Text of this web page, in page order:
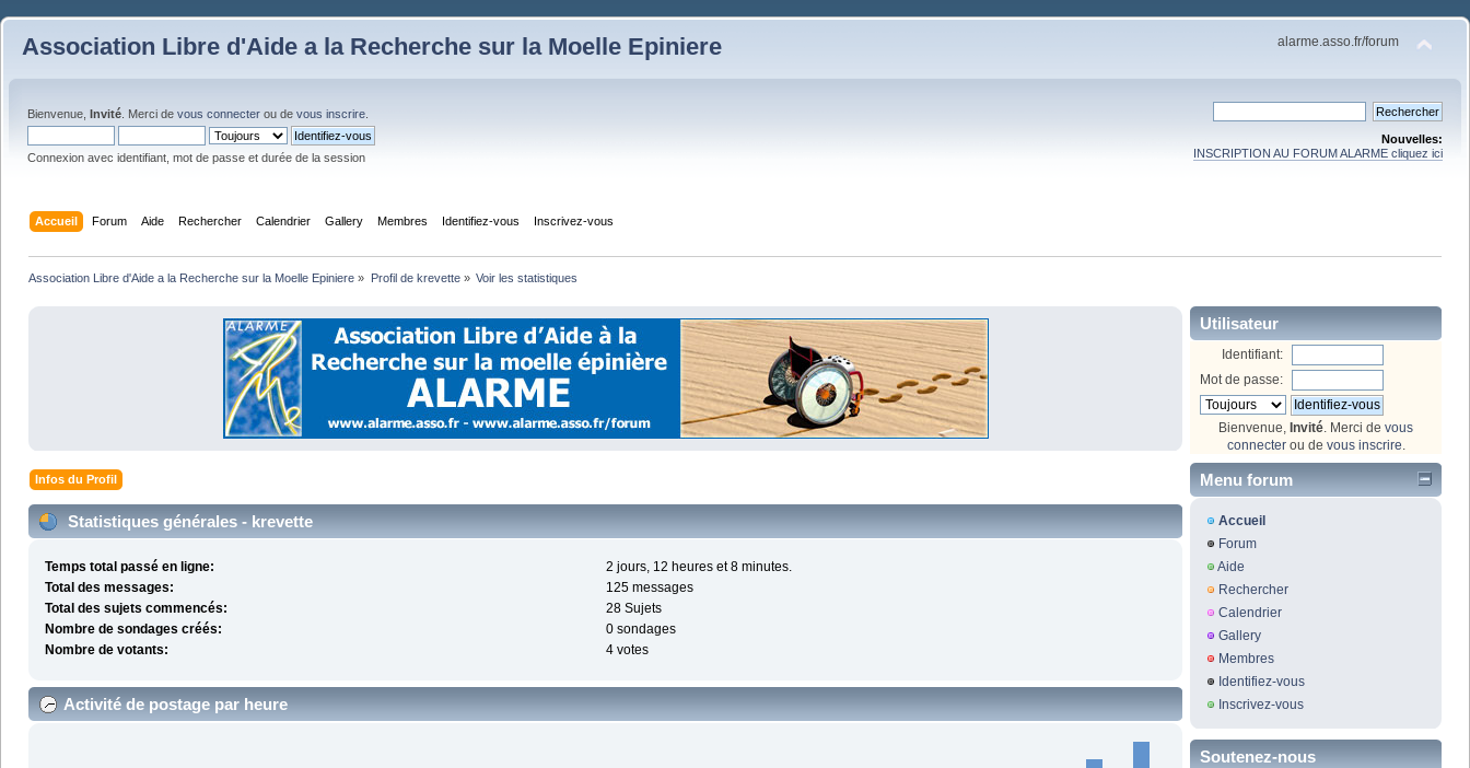
Association Libre d'Aide a la Recherche sur la Moelle Epiniere alarme.asso.fr/forum
Bienvenue, Invité . Merci de vous connecter ou de vous inscrire
Connexion avec identifiant, mot de passe et durée de la session
Nouvelles:
INSCRIPTION AU FORUM ALARME cliquez ici
Accueil Forum Aide Rechercher Calendrier Gallery Membres Identifiez-vous Inscrivez-vous
Association Libre d'Aide a la Recherche sur la Moelle Epiniere » Profil de krevette» Voir les statistiques
Infos du Profil
Statistiques générales - krevette
Temps total passé en ligne:
2 jours, 12 heures et 8 minutes.
Total des messages:
125 messages
Total des sujets commencés:
28 Sujets
Nombre de sondages créés:
0 sondages
Nombre de votants:
4 votes
Activité de postage par heure
Utilisateur
Identifiant:
Mot de passe:
Bienvenue, Invité . Merci de vous
connecterou de vous inscrire
Menu forum
Accueil
Forum
Aide
Rechercher
Calendrier
Gallery
Membres
Identifiez-vous
Inscrivez-vous
Soutenez-nous